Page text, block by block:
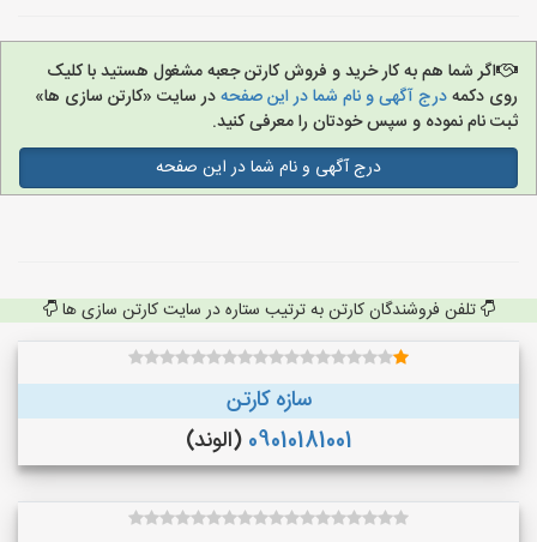
اگر شما هم به کار خرید و فروش کارتن جعبه مشغول هستید با کلیک
روی دکمهدرج آگهی و نام شما در این صفحهدر سایت «کارتن سازی ها»
ثبت نام نموده و سپس خودتان را معرفی کنید.
درج آگهی و نام شما در این صفحه
تلفن فروشندگان کارتن به ترتیب ستاره در سایت کارتن سازی ها
سازه کارتن
09010181001 (الوند)